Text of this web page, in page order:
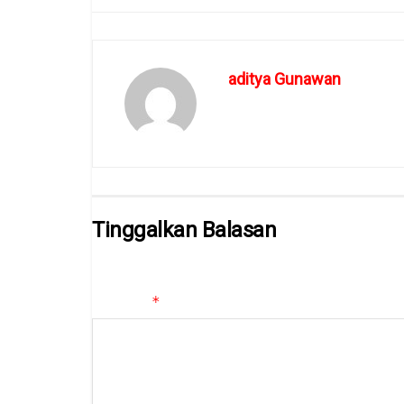
aditya Gunawan
Tinggalkan Balasan
*